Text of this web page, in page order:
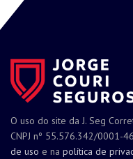
O uso do site da J. Seg
CNPJ nº 55.576.342/0001-
de uso e na política de